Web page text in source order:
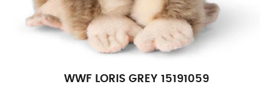
WWF LORIS GREY 15191059